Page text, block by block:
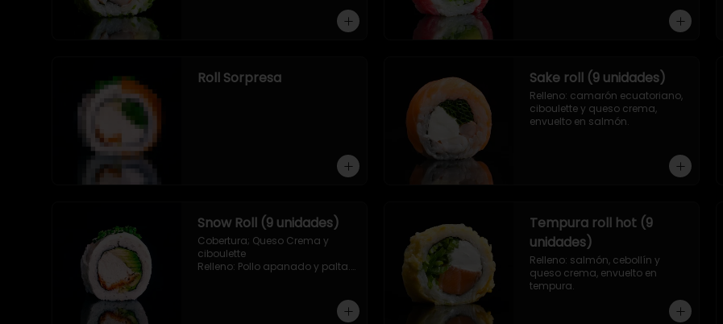
Roll Sorpresa Sake roll (9 unidades)
Relleno: camarón ecuatoriano,
ciboulette y queso crema,
envuelto en salmón.
Snow Roll (9 unidades)
Cobertura; Queso Crema y
ciboulette
Relleno: Pollo apanado y palta.
Tempura roll hot (9
unidades)
Relleno: salmón, cebollín y
queso crema, envuelto en
tempura.